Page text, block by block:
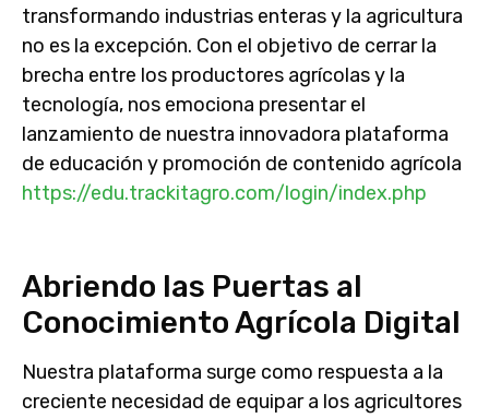
transformando industrias enteras y la agricultura
no es la excepción. Con el objetivo de cerrar la
brecha entre los productores agrícolas y la
tecnología, nos emociona presentar el
lanzamiento de nuestra innovadora plataforma
de educación y promoción de contenido agrícola
https://edu.trackitagro.com/login/index.php
Abriendo las Puertas al
Conocimiento Agrícola Digital
Nuestra plataforma surge como respuesta a la
creciente necesidad de equipar a los agricultores